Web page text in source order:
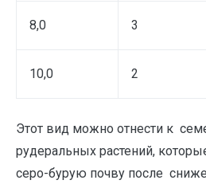
8,0 3
10,0 2
Этот вид можно отнести к
рудеральных растений,
серо-бурую почву после